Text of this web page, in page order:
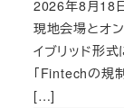
2026年8月18日
現地会場とオ
イブリッド形式
「Fintechの規
[…]